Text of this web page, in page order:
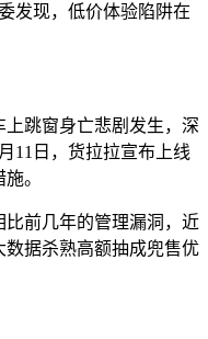
发现，低价体验陷阱在
跳窗身亡悲剧发生，深
11日，货拉拉宣布上线
。
比前几年的管理漏洞，近
据杀熟高额抽成兜售优